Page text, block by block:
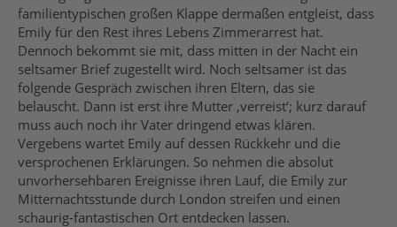
familientypischen großen Klappe dermaßen entgleist, dass
Emily für den Rest ihres Lebens Zimmerarrest hat.
Dennoch bekommt sie mit, dass mitten in der Nacht ein
seltsamer Brief zugestellt wird. Noch seltsamer ist das
folgende Gespräch zwischen ihren Eltern, das sie
belauscht. Dann ist erst ihre Mutter ‚verreist‘; kurz darauf
muss auch noch ihr Vater dringend etwas klären.
Vergebens wartet Emily auf dessen Rückkehr und die
versprochenen Erklärungen. So nehmen die absolut
unvorhersehbaren Ereignisse ihren Lauf, die Emily zur
Mitternachtsstunde durch London streifen und einen
schaurig-fantastischen Ort entdecken lassen.